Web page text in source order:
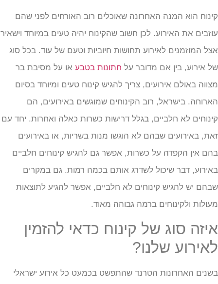
הוא המנה האחרונה שאוכלים רוב האורחים לפני שהם
את האירוע. לכן חשוב שהקינוח יהיה טעים במיוחד וישאיר
המוזמנים לאירוע תחושות חיוביות וטעם של עוד. בכל סוג
אירוע, בין אם מדובר עלחתונות בטבעאו על מסיבת בר
באולם אירועים, צריך להגיש קינוח טעים ומיוחד בסיום
בישראל, רוב הקינוחים שמוגשים באירועים, הם
לא חלביים, בגלל דרישות כשרות כאלה ואחרות. יחד עם
באירועים שבהם לא הוגשו מנות בשריות, או באירועים
אין הקפדה על כשרות, אפשר גם להגיש קינוחים חלביים
דבר שיכול לשדרג אותם בכמה רמות. גם במקרים
יש להגיש קינוחים לא חלביים, אפשר להגיע לתוצאות
ולקינוחים ברמה גבוהה מאוד.
סוג של קינוח כדאי להזמין
שלנו?
האחרונות הטרנד שהתפשט בכמעט כל אירוע ישראלי